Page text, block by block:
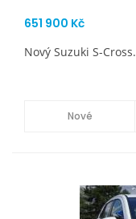
651 900 Kč
Nový Suzuki S-Cross.
Nové